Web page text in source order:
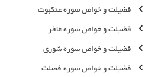
فضیلت و خواص سوره عنكبوت
فضیلت و خواص سوره غافر
فضیلت و خواص سوره شوری
فضیلت و خواص سوره فصلت